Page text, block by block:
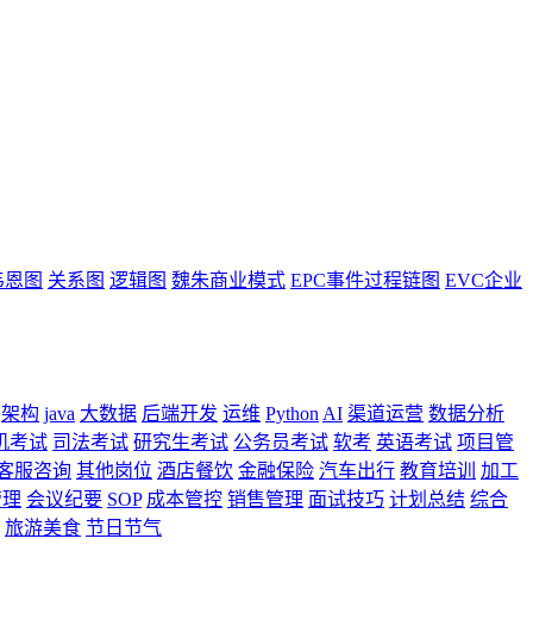
恩图 关系图 逻辑图 魏朱商业模式 EPC事件过程链图 EVC企业
架构 java 大数据 后端开发 运维 Python AI 渠道运营 数据分析
考试 司法考试 研究生考试 公务员考试 软考 英语考试 项目管
服咨询 其他岗位 酒店餐饮 金融保险 汽车出行 教育培训
加工
会议纪要 SOP 成本管控 销售管理 面试技巧 计划总结 综合
旅游美食 节日节气